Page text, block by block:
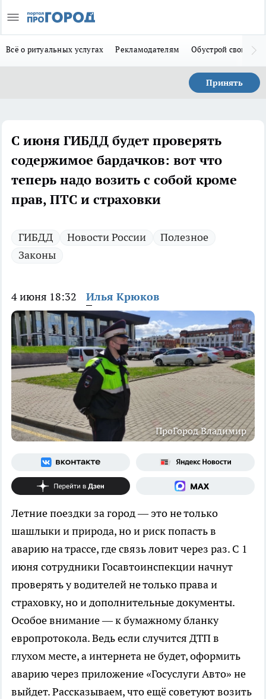
Всё о ритуальных услугах Рекламодателям Обустрой свой дом
Принять
С июня ГИБДД будет проверять
содержимое бардачков: вот что
теперь надо возить с собой кроме
прав, ПТС и страховки
ГИБДД Новости России
Полезное
Законы
4 июня 18:32 Илья Крюков
ПроГород Владимир
Летние поездки за город — это не только
шашлыки и природа, но и риск попасть в
аварию на трассе, где связь ловит через раз. С 1
июня сотрудники Госавтоинспекции начнут
проверять у водителей не только права и
страховку, но и дополнительные документы.
Особое внимание — к бумажному бланку
европротокола. Ведь если случится ДТП в
глухом месте, а интернета не будет, оформить
аварию через приложение «Госуслуги Авто» не
выйдет. Рассказываем, что ещё советуют возить